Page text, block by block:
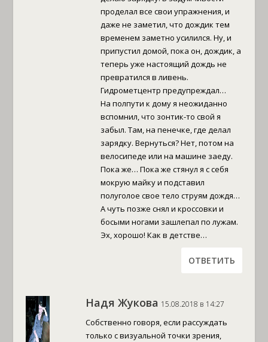
проделал все свои упражнения, и
даже не заметил, что дождик тем
временем заметно усилился. Ну, и
припустил домой, пока он, дождик, а
теперь уже настоящий дождь не
превратился в ливень.
Гидрометцентр предупреждал…
На полпути к дому я неожиданно
вспомнил, что зонтик-то свой я
забыл. Там, на пенечке, где делал
зарядку. Вернуться? Нет, потом на
велосипеде или на машине заеду.
Пока же… Пока же стянул я с себя
мокрую майку и подставил
полуголое свое тело струям дождя…
А чуть позже снял и кроссовки и
босыми ногами зашлепал по лужам.
Эх, хорошо! Как в детстве…
ОТВЕТИТЬ
Надя Жукова 15.08.2018 в 14:27
Собственно говоря, если рассуждать
только с визуальной точки зрения,